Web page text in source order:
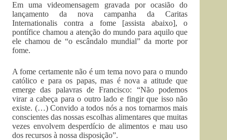
Em uma videomensagem gravada por ocasião do
lançamento da nova campanha da Caritas
Internationalis contra a fome [assista abaixo], o
pontífice chamou a atenção do mundo para aquilo que
ele chamou de “o escândalo mundial” da morte por
fome.
A fome certamente não é um tema novo para o mundo
católico e para os papas, mas é nova a atitude que
emerge das palavras de Francisco: “Não podemos
virar a cabeça para o outro lado e fingir que isso não
existe. (…) Convido a todos nós a nos tornarmos mais
conscientes das nossas escolhas alimentares que muitas
vezes envolvem desperdício de alimentos e mau uso
dos recursos à nossa disposição”.